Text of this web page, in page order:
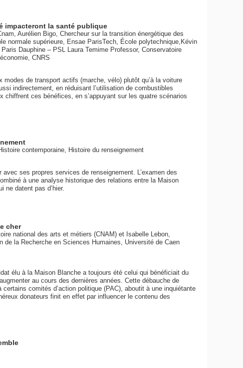
impacteront la santé publique
Aurélien Bigo, Chercheur sur la transition énergétique des
normale supérieure, Ensae ParisTech, École polytechnique,Kévin
Dauphine – PSL Laura Temime Professor, Conservatoire
CNRS
de transport actifs (marche, vélo) plutôt qu’à la voiture
indirectement, en réduisant l’utilisation de combustibles
chiffrent ces bénéfices, en s’appuyant sur les quatre scénarios
contemporaine, Histoire du renseignement
ses propres services de renseignement. L’examen des
à une analyse historique des relations entre la Maison
datent pas d’hier.
cher
national des arts et métiers (CNAM) et Isabelle Lebon,
la Recherche en Sciences Humaines, Université de Caen
élu à la Maison Blanche a toujours été celui qui bénéficiait du
au cours des dernières années. Cette débauche de
comités d’action politique (PAC), aboutit à une inquiétante
donateurs finit en effet par influencer le contenu des